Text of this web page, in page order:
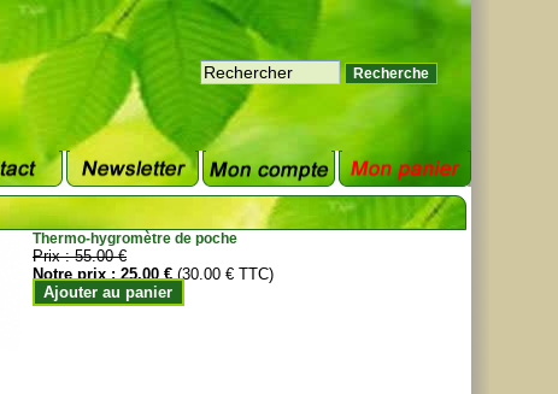
Thermo-hygromètre de poche
Prix :55.00 €
Notre prix :25.00 € (30.00 € TTC)
Ajouter au panier